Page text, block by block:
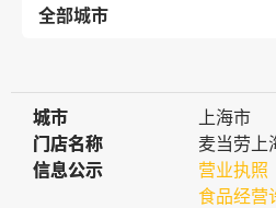
城市
城市
上海市
门店名称
门店名称
麦当劳上
信息公示
信息公示
营业执照
食品经营